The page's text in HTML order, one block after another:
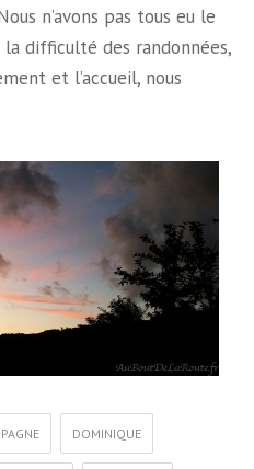
n’avons pas tous eu le
difficulté des randonnées,
et l’accueil, nous
DOMINIQUE